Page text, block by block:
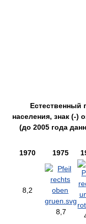
Естественный
населения, знак (-)
(до 2005 года
1970 1975
8,2
8,7